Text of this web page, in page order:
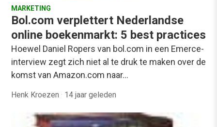
MARKETING
Bol.com verplettert Nederlandse
online boekenmarkt: 5 best practices
Hoewel Daniel Ropers van bol.com in een Emerce-
interview zegt zich niet al te druk te maken over de
komst van Amazon.com naar…
Henk Kroezen · 14 jaar geleden